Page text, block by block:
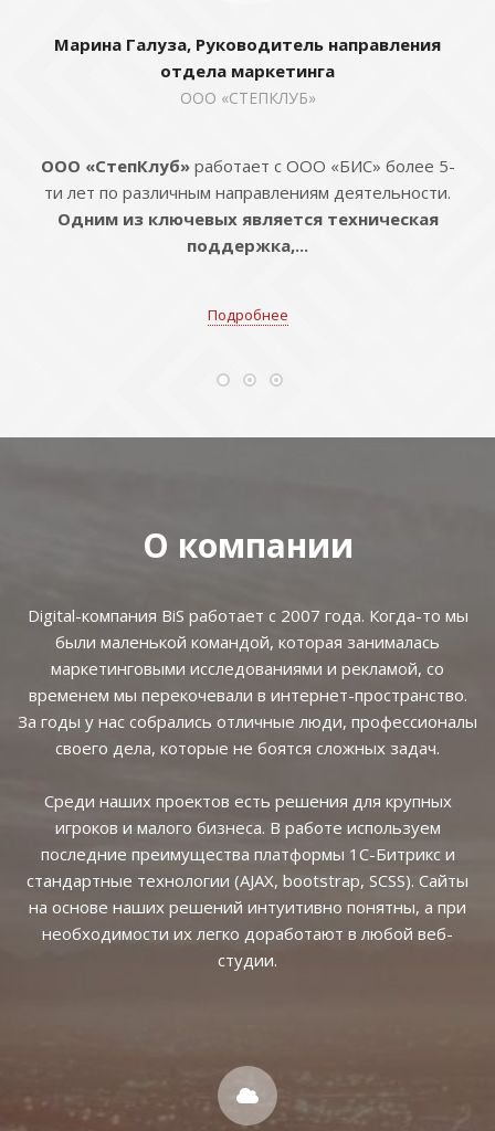
Марина Галуза, Руководитель направления
отдела маркетинга
ООО «СТЕПКЛУБ»
ООО «СтепКлуб»работает с ООО «БИС» более 5-
ти лет по различным направлениям деятельности.
Одним из ключевых является техническая
поддержка,...
Подробнее
О компании
Digital-компания BiS работает с 2007 года. Когда-то мы
были маленькой командой, которая занималась
маркетинговыми исследованиями и рекламой, со
временем мы перекочевали в интернет-пространство.
За годы у нас собрались отличные люди, профессионалы
своего дела, которые не боятся сложных задач.
Среди наших проектов есть решения для крупных
игроков и малого бизнеса. В работе используем
последние преимущества платформы 1С-Битрикс и
стандартные технологии (AJAX, bootstrap, SCSS). Сайты
на основе наших решений интуитивно понятны, а при
необходимости их легко доработают в любой веб-
студии.